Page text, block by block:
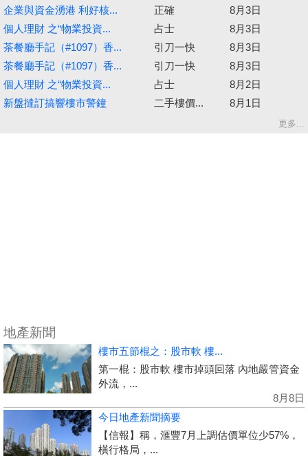
企業與資金湧港 利好核... 正確
8月3日
個人理財 之“物業投資...
占士
8月3日
茶餐廳手記（#1097）香...
引刀一快
8月3日
茶餐廳手記（#1097）香...
引刀一快
8月3日
個人理財 之“物業投資...
占士
8月2日
新盤撻訂搞響樓市警鐘
二手樓價... 8月1日
更多...
地產新聞
樓市五節棍之：股市軟 樓...
第一棍：股市軟 樓市掉頭回落 內地嚴管資金
外流，...
8月8日
今日地產新聞摘要
【信報】稱，滙豐7月上調估價單位少57%，
橫行格局，...